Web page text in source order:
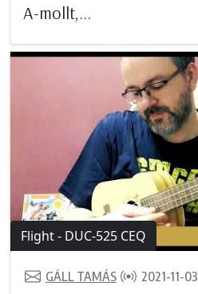
A-mollt,...
Flight - DUC-525 CEQ
GÁLL TAMÁS 2021-11-03